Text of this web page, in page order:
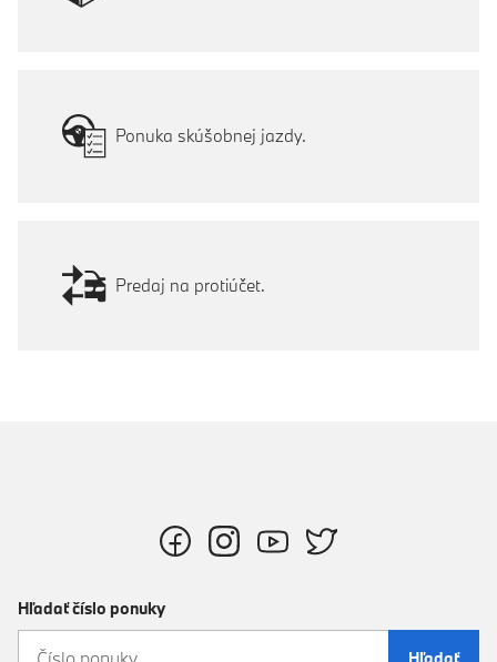
Ponuka skúšobnej jazdy.
Predaj na protiúčet.
Hľadať číslo ponuky
Hľadať